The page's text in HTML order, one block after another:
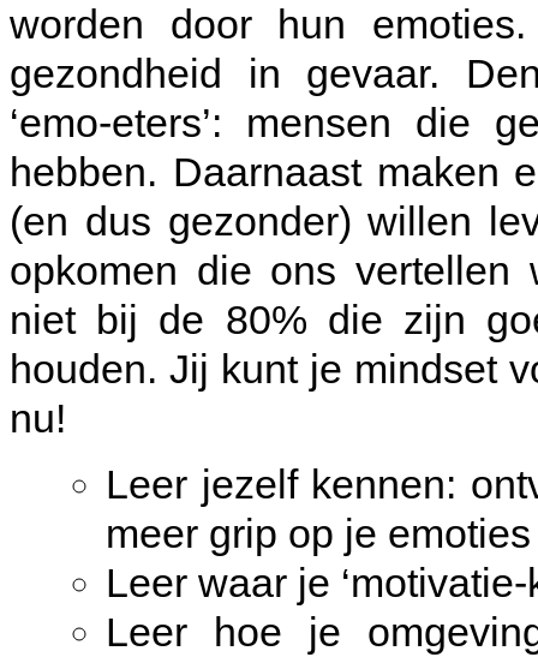
worden door hun
gezondheid in gevaar.
‘emo-eters’: mensen die
hebben. Daarnaast maken
(en dus gezonder) willen
opkomen die ons vertellen
niet bij de 80% die zijn
houden. Jij kunt je mindset
nu!
Leer jezelf kennen:
meer grip op je
Leer waar je
Leer hoe je